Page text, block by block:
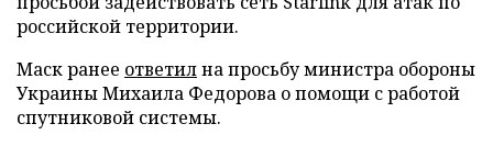
российской территории.
Маск ранее ответилна просьбу министра обороны
Украины Михаила Федорова о помощи с работой
спутниковой системы.